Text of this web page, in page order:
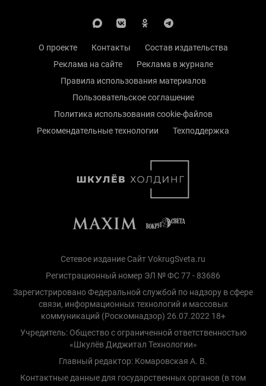
О проекте Контакты
Состав издательства
Реклама на сайте
Реклама в журнале
Правила использования материалов
Пользовательское соглашение
Политика использования cookie-файлов
Рекомендательные технологии
Техподдержка
Сетевое издание Сайт VokrugSveta.ru
Регистрационный номер ЭЛ № ФС 77 - 83686
Зарегистрировано Федеральной службой по надзору в сфере
связи, информационных технологий и массовых
коммуникаций (Роскомнадзор) 26.07.2022 18+
Учредитель: Общество с ограниченной ответственностью
«Шкулёв Диджитал Технологии»
Главный редактор: Комаровская А. В.
Контактные данные для государственных органов (в том